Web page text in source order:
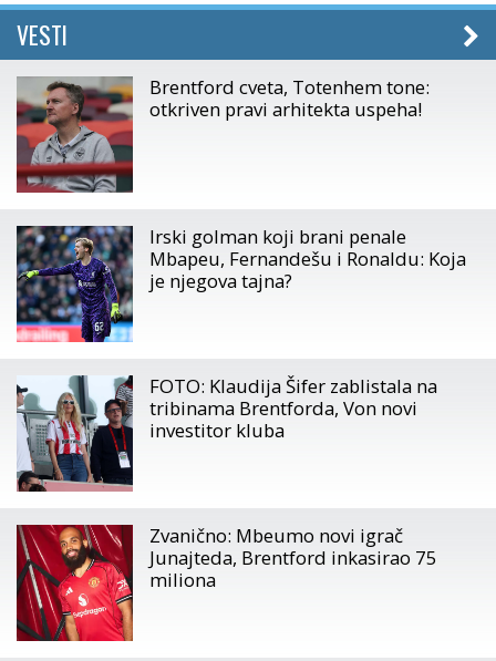
VESTI
Brentford cveta, Totenhem tone:
otkriven pravi arhitekta uspeha!
Irski golman koji brani penale
Mbapeu, Fernandešu i Ronaldu: Koja
je njegova tajna?
FOTO: Klaudija Šifer zablistala na
tribinama Brentforda, Von novi
investitor kluba
Zvanično: Mbeumo novi igrač
Junajteda, Brentford inkasirao 75
miliona